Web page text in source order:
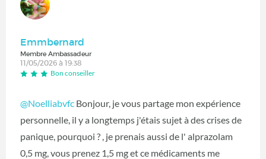
Emmbernard
Membre Ambassadeur
11/05/2026 à 19:38
Bon conseiller
@Noelliabvfc Bonjour, je vous partage mon expérience
personnelle, il y a longtemps j'étais sujet à des crises de
panique, pourquoi ? , je prenais aussi de l' alprazolam
0,5 mg, vous prenez 1,5 mg et ce médicaments me